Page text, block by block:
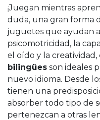
¡Juegan mientras
duda, una gran forma
juguetes que ayudan
psicomotricidad, la
el oído y la creatividad,
bilingües son ideales
nuevo idioma. Desde
tienen una
absorber todo tipo de
pertenezcan a otras